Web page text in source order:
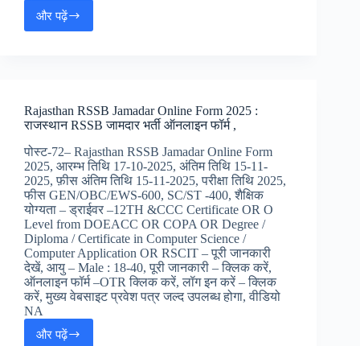
और पढ़ेंIndian
Alert
2025
:
भारतीय
सैना
टेक्नीकल
एंट्री
स्कीम
10+2
TES
जॉब्स
ऑनलाइन
फॉर्म
Rajasthan RSSB Jamadar Online Form 2025 :
राजस्थान RSSB जामदार भर्ती ऑनलाइन फॉर्म ,
पोस्ट-72– Rajasthan RSSB Jamadar Online Form
2025, आरम्भ तिथि 17-10-2025, अंतिम तिथि 15-11-
2025, फ़ीस अंतिम तिथि 15-11-2025, परीक्षा तिथि 2025,
फीस GEN/OBC/EWS-600, SC/ST -400, शैक्षिक
योग्यता – ड्राईवर –12TH &CCC Certificate OR O
Level from DOEACC OR COPA OR Degree /
Diploma / Certificate in Computer Science /
Computer Application OR RSCIT – पूरी जानकारी
देखें, आयु – Male : 18-40, पूरी जानकारी – क्लिक करें,
ऑनलाइन फॉर्म –OTR क्लिक करें, लॉग इन करें – क्लिक
करें, मुख्य वेबसाइट प्रवेश पत्र जल्द उपलब्ध होगा, वीडियो
NA
और पढ़ेंRajasthan